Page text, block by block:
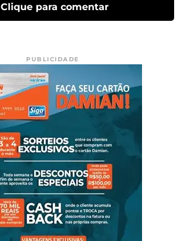
Clique para comentar
PUBLICIDADE